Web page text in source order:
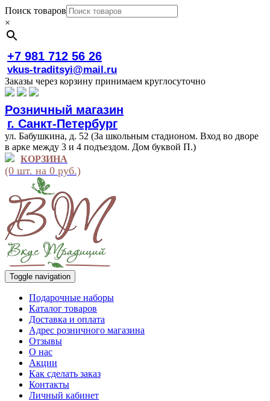
Поиск товаров
×
+7 981 712 56 26
vkus-traditsyi@mail.ru
Заказы через корзину принимаем круглосуточно
Розничный магазин
г. Санкт-Петербург
ул. Бабушкина, д. 52 (За школьным стадионом. Вход во дворе
в арке между 3 и 4 подъездом. Дом буквой П.)
КОРЗИНА
(0 шт. на 0 руб.)
Toggle navigation
Подарочные наборы
Каталог товаров
Доставка и оплата
Адрес розничного магазина
Отзывы
О нас
Акции
Как сделать заказ
Контакты
Личный кабинет